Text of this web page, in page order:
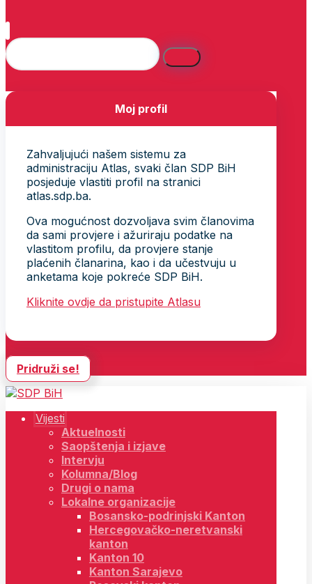
Moj profil
Zahvaljujući našem sistemu za
administraciju Atlas, svaki član SDP BiH
posjeduje vlastiti profil na stranici
atlas.sdp.ba.
Ova mogućnost dozvoljava svim članovima
da sami provjere i ažuriraju podatke na
vlastitom profilu, da provjere stanje
plaćenih članarina, kao i da učestvuju u
anketama koje pokreće SDP BiH.
Kliknite ovdje da pristupite Atlasu
Pridruži se!
Vijesti
Aktuelnosti
Saopštenja i izjave
Intervju
Kolumna/Blog
Drugi o nama
Lokalne organizacije
Bosansko-podrinjski Kanton
Hercegovačko-neretvanski
kanton
Kanton 10
Kanton Sarajevo